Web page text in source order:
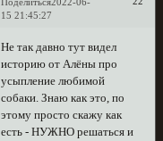
Поделиться2022-06-
15 21:45:27
Не так давно тут видел
историю от Алёны про
усыпление любимой
собаки. Знаю как это, по
этому просто скажу как
есть - НУЖНО решаться и